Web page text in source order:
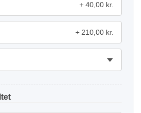
40,00 kr.
210,00 kr.